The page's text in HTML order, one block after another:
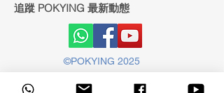
追蹤 POKYING 最新動態
©POKYING 2025